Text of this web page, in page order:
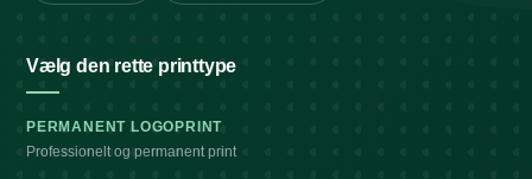
Vælg den rette printtype
PERMANENT LOGOPRINT
Professionelt og permanent print